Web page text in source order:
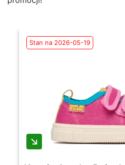
Stan na 2026-05-19